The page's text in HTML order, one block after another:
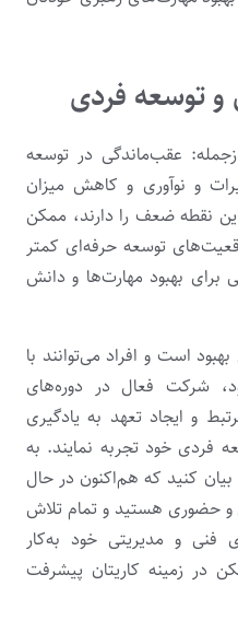
و توسعه فردی
عقب‌ماندگی در توسعه
و نوآوری و کاهش میزان
نقطه ضعف را دارند، ممکن
توسعه حرفه‌ای کمتر
برای بهبود مهارت‌ها و دانش
است و افراد می‌توانند با
شرکت فعال در دوره‌های
و ایجاد تعهد به یادگیری
فردی خود تجربه نمایند. به
بیان کنید که هم‌اکنون در حال
و حضوری هستید و تمام تلاش
فنی و مدیریتی خود به‌کار
در زمینه کاریتان پیشرفت